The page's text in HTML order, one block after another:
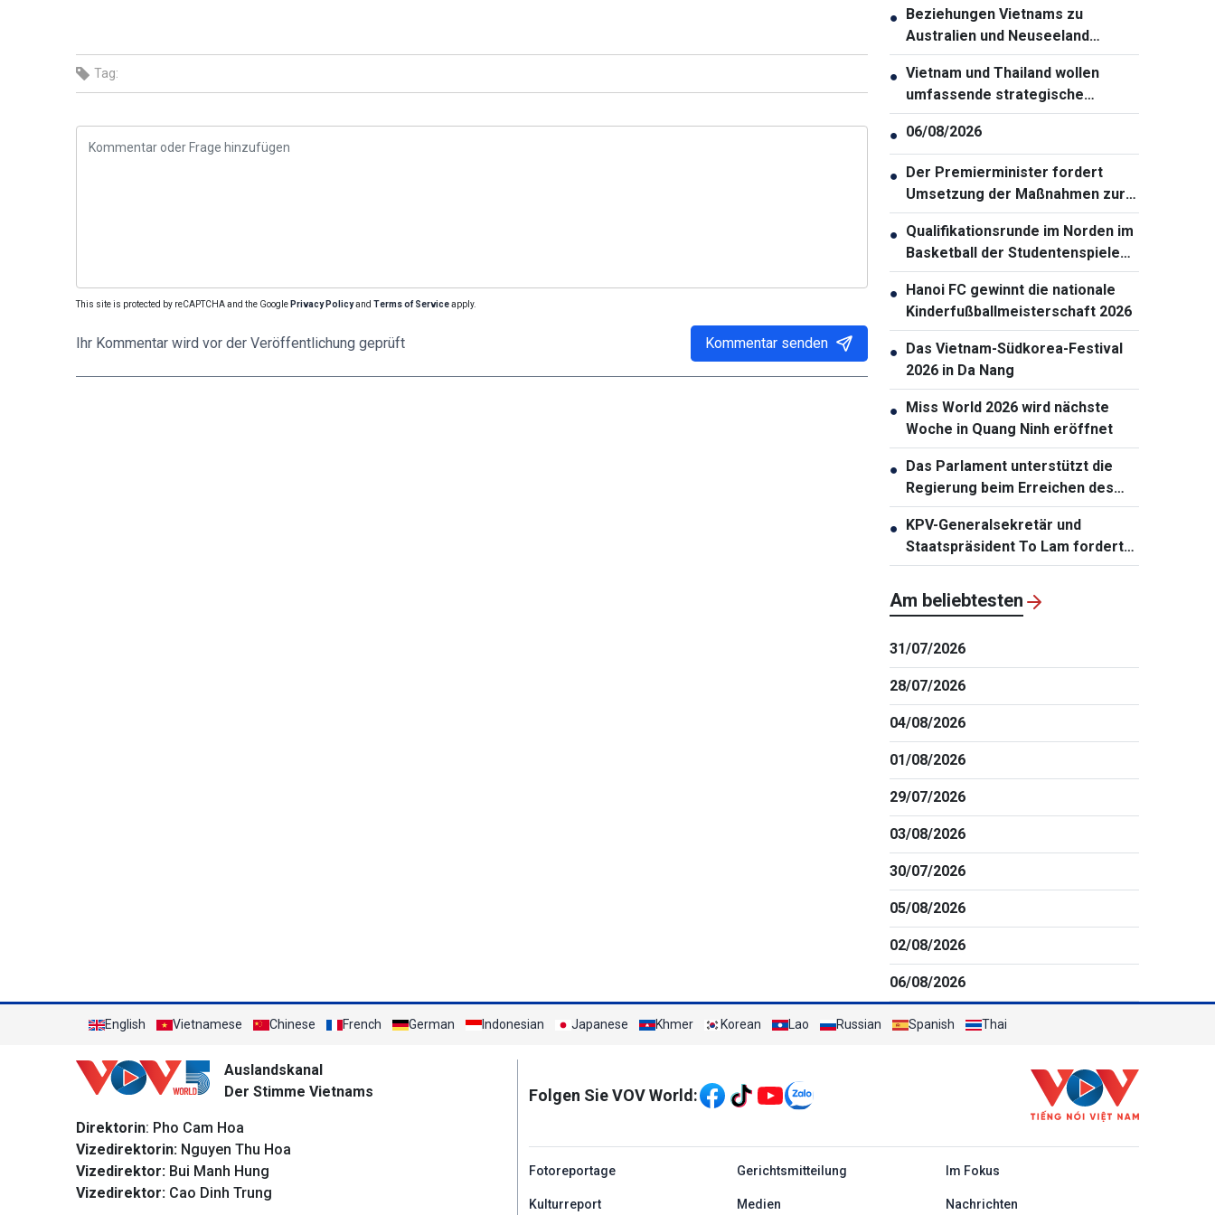
Tag:
This site is protected by reCAPTCHA and the Google Privacy Policyand Terms of Serviceapply.
Ihr Kommentar wird vor der Veröffentlichung geprüft Kommentar senden
● Beziehungen Vietnams zu
Australien und Neuseeland
bringen allen Seiten Vorteile
● Vietnam und Thailand wollen
umfassende strategische
Partnerschaft weiter vertiefen
● 06/08/2026
● Der Premierminister fordert
Umsetzung der Maßnahmen zur
Gewährleistung der
Cybersicherheit
● Qualifikationsrunde im Norden im
Basketball der Studentenspiele
2026 eröffnet
● Hanoi FC gewinnt die nationale
Kinderfußballmeisterschaft 2026
● Das Vietnam-Südkorea-Festival
2026 in Da Nang
● Miss World 2026 wird nächste
Woche in Quang Ninh eröffnet
● Das Parlament unterstützt die
Regierung beim Erreichen des
zweistelligen Wachstums
● KPV-Generalsekretär und
Staatspräsident To Lam fordert
die Erneuerung der
Infrastrukturplanung
Am beliebtesten
31/07/2026
28/07/2026
04/08/2026
01/08/2026
29/07/2026
03/08/2026
30/07/2026
05/08/2026
02/08/2026
06/08/2026
English Vietnamese Chinese French German Indonesian Japanese Khmer Korean Lao Russian Spanish Thai
Auslandskanal
Der Stimme Vietnams
Direktorin: Pho Cam Hoa
Vizedirektorin: Nguyen Thu Hoa
Vizedirektor: Bui Manh Hung
Vizedirektor: Cao Dinh Trung
Folgen Sie VOV World:
menu footer tiếng Đức
Fotoreportage Gerichtsmitteilung Im Fokus
Kulturreport Medien Nachrichten